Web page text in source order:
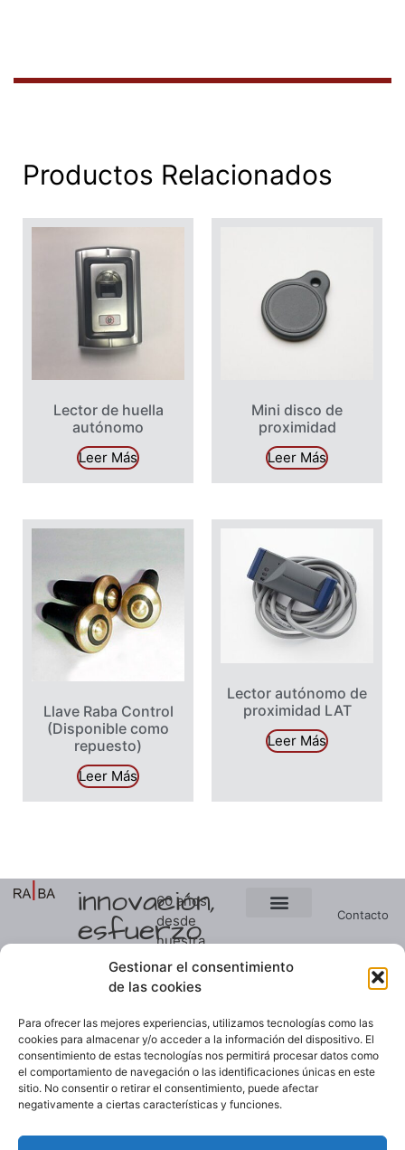
Gestionar el consentimiento
de las cookies
Para ofrecer las mejores experiencias, utilizamos tecnologías como las
cookies para almacenar y/o acceder a la información del dispositivo. El
consentimiento de estas tecnologías nos permitirá procesar datos como
el comportamiento de navegación o las identificaciones únicas en este
sitio. No consentir o retirar el consentimiento, puede afectar
negativamente a ciertas características y funciones.
Productos Relacionados
Lector de huella
autónomo
Leer Más
Mini disco de
proximidad
Leer Más
Llave Raba Control
(Disponible como
repuesto)
Leer Más
Lector autónomo de
proximidad LAT
Leer Más
innovación,
esfuerzo
y
constancia
60 años
desde
nuestra
primera
patente,
manteniendo
el primer
puesto
nacional
en
de cierres
Contacto
Empresa